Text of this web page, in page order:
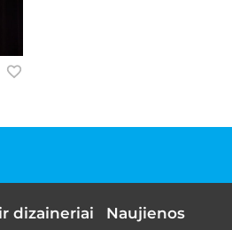
dizaineriai
Naujienos